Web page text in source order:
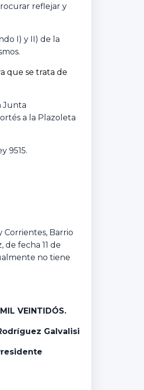
reflejar y
I) y II) de la
que se trata de
Junta
a la Plazoleta
9515.
Corrientes, Barrio
fecha 11 de
no tiene
VEINTIDÓS.
Galvalisi